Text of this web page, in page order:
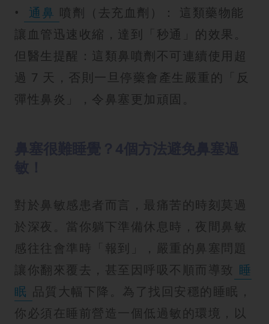
•
通鼻 噴劑（去充血劑）： 這類藥物能
讓血管迅速收縮，達到「秒通」的效果。
但醫生提醒：這類鼻噴劑不可連續使用超
過 7 天，否則一旦停藥會產生嚴重的「反
彈性鼻炎」，令鼻塞更加頑固。
對於鼻敏感患者而言，最痛苦的時刻莫過
於深夜。當你躺下準備休息時，夜間鼻敏
感往往會準時「報到」，嚴重的鼻塞問題
讓你翻來覆去，甚至因呼吸不順而導致 睡
眠 品質大幅下降。為了找回安穩的睡眠，
你必須在睡前營造一個低過敏的環境，以